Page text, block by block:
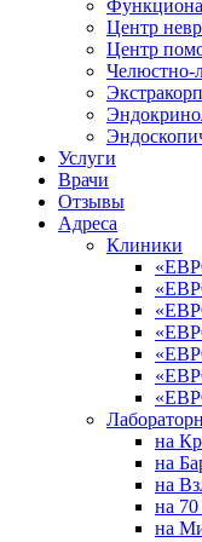
Центр
Центр
Челюстно-
Услуги
Врачи
Отзывы
Адреса
Клиники
на
на
на
на
на